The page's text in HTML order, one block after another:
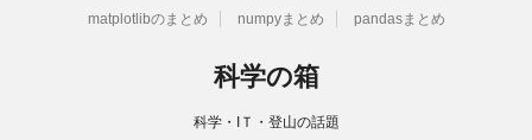
matplotlibのまとめ numpyまとめ pandasまとめ
科学の箱
科学・IＴ・登山の話題